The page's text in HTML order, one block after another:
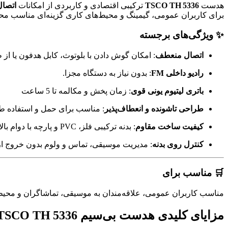
هدست TSCO TH 5336 ترکیبی اقتصادی و کاربردی از امکانات
برای کاربران عمومی، گیمینگ و محیط‌های کاری گزینه‌ای
✨ ویژگی‌های برجسته
اتصال منعطف: امکان گوش دادن با بلوتوث، کابل هدفون یا
رادیو داخلی FM : بدون نیاز به دستگاه مجزا .
باتری لیتیوم یونی قوی: زمان پخش و مکالمه تا 5 ساعت
طراحی تا‌شونده و انعطاف‌پذیر : مناسب برای حمل و استفاده
کیفیت ساخت مقاوم: بدنه ترکیبی فلز، PVC و پارچه با دوام بالا
کنترل روی بدنه: مدیریت موسیقی، تماس و ولوم بدون خروج
🛒 مناسب برای
مناسب کاربران عمومی، علاقه‌مندان به موسیقی، تماشاگران و
مزایای کلیدی هدست بی‌سیم TSCO TH 5336